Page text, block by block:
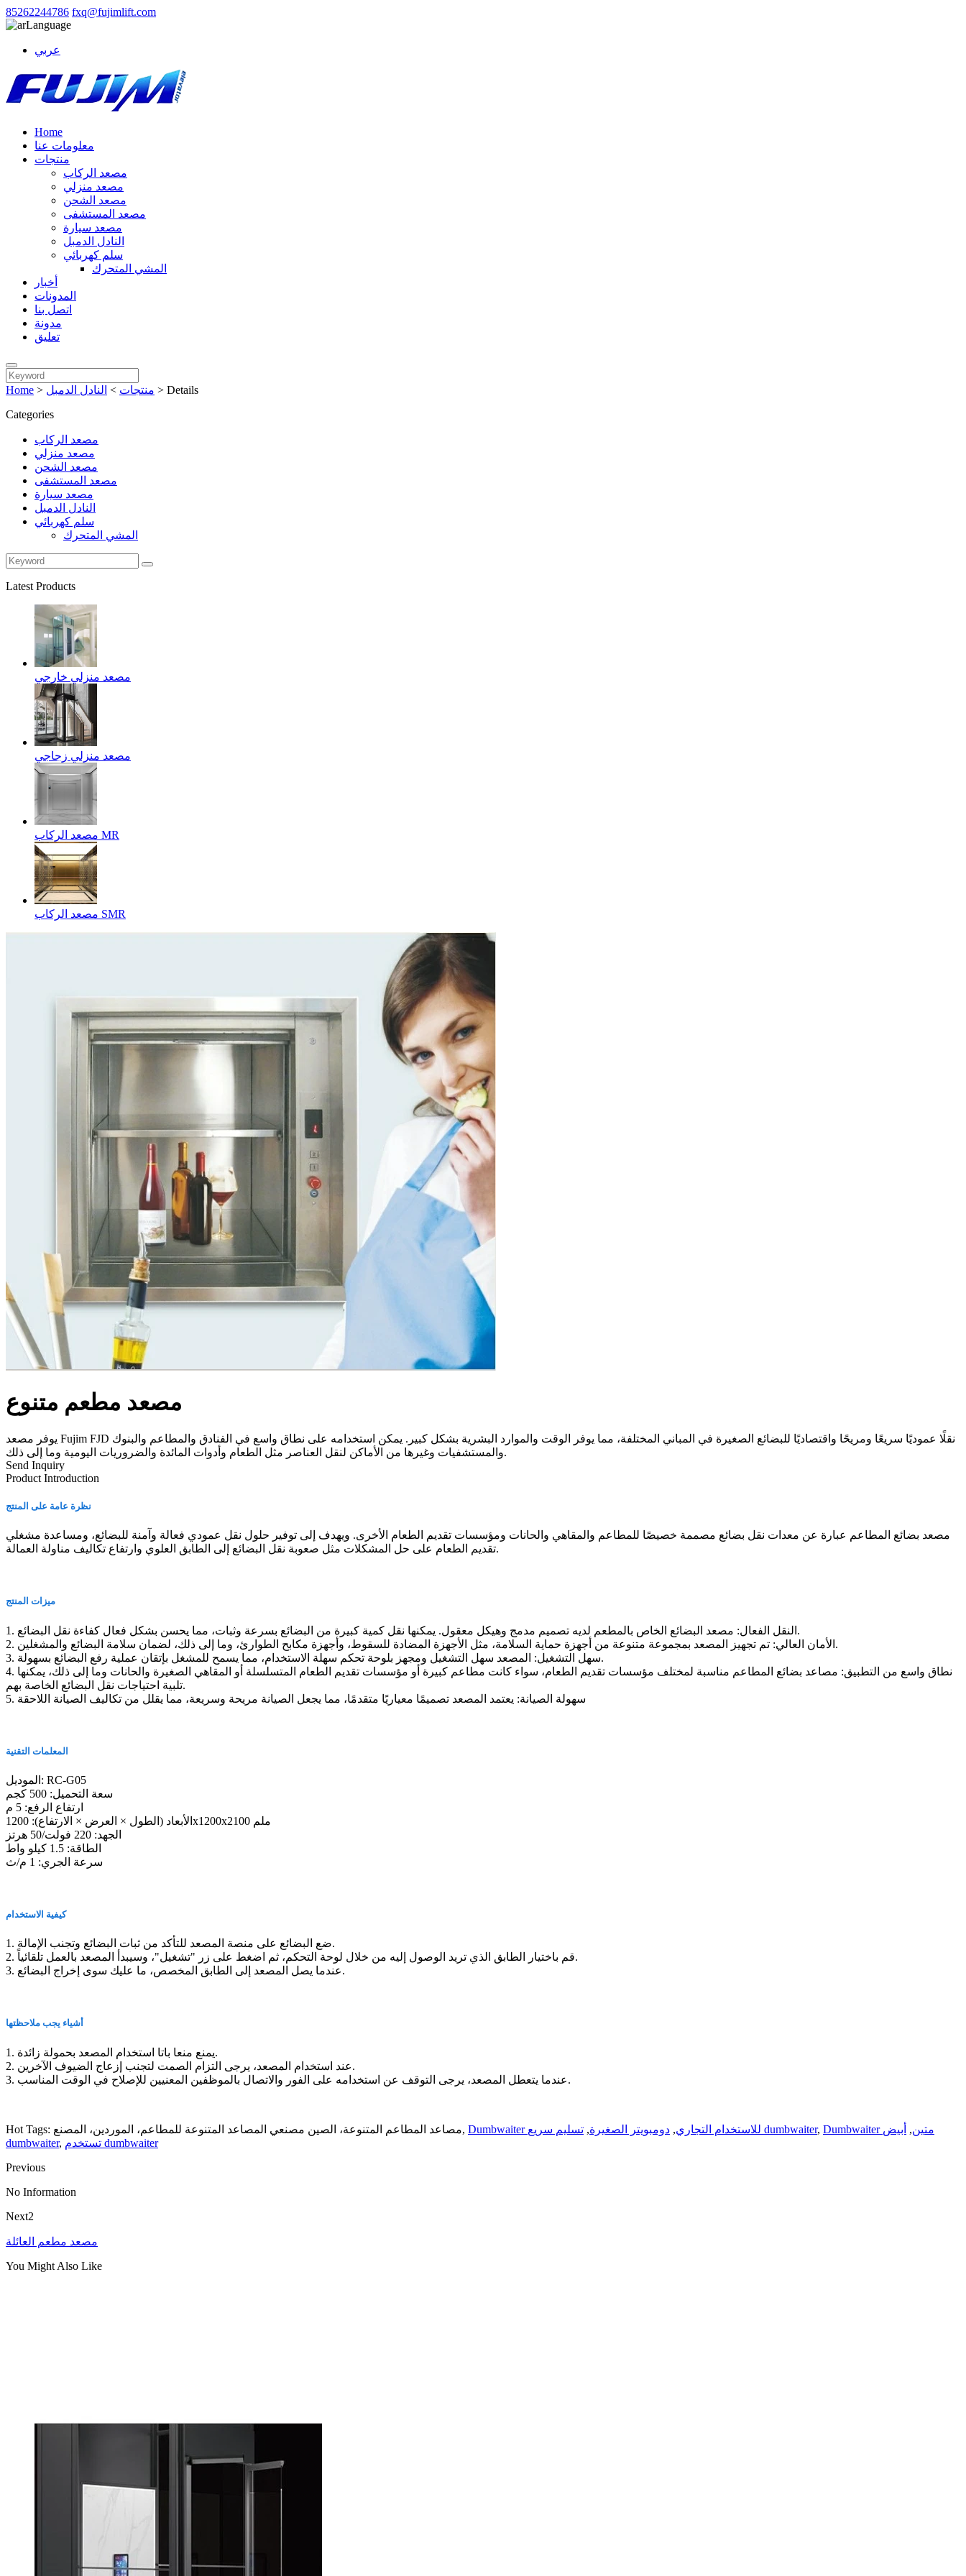
85262244786 fxq@fujimlift.com
Language
عربي
Home
معلومات عنا
منتجات
مصعد الركاب
مصعد منزلي
مصعد الشحن
مصعد المستشفى
مصعد سيارة
النادل الدمبل
سلم كهربائي
المشي المتحرك
أخبار
المدونات
اتصل بنا
مدونة
تعليق
Home > منتجات > النادل الدمبل > Details
Categories
مصعد الركاب
مصعد منزلي
مصعد الشحن
مصعد المستشفى
مصعد سيارة
النادل الدمبل
سلم كهربائي
المشي المتحرك
Latest Products
مصعد منزلي خارجي
مصعد منزلي زجاجي
مصعد الركاب MR
مصعد الركاب SMR
مصعد مطعم متنوع
يوفر مصعد Fujim FJD نقلًا عموديًا سريعًا ومريحًا واقتصاديًا للبضائع الصغيرة في المباني المختلفة، مما يوفر الوقت والموارد البشرية بشكل كبير. يمكن استخدامه على نطاق واسع في الفنادق والمطاعم والبنوك
والمستشفيات وغيرها من الأماكن لنقل العناصر مثل الطعام وأدوات المائدة والضروريات اليومية وما إلى ذلك.
Send Inquiry
Product Introduction
نظرة عامة على المنتج
مصعد بضائع المطاعم عبارة عن معدات نقل بضائع مصممة خصيصًا للمطاعم والمقاهي والحانات ومؤسسات تقديم الطعام الأخرى. ويهدف إلى توفير حلول نقل عمودي فعالة وآمنة للبضائع، ومساعدة مشغلي
تقديم الطعام على حل المشكلات مثل صعوبة نقل البضائع إلى الطابق العلوي وارتفاع تكاليف مناولة العمالة.
ميزات المنتج
1. النقل الفعال: مصعد البضائع الخاص بالمطعم لديه تصميم مدمج وهيكل معقول. يمكنها نقل كمية كبيرة من البضائع بسرعة وثبات، مما يحسن بشكل فعال كفاءة نقل البضائع.
2. الأمان العالي: تم تجهيز المصعد بمجموعة متنوعة من أجهزة حماية السلامة، مثل الأجهزة المضادة للسقوط، وأجهزة مكابح الطوارئ، وما إلى ذلك، لضمان سلامة البضائع والمشغلين.
3. سهل التشغيل: المصعد سهل التشغيل ومجهز بلوحة تحكم سهلة الاستخدام، مما يسمح للمشغل بإتقان عملية رفع البضائع بسهولة.
4. نطاق واسع من التطبيق: مصاعد بضائع المطاعم مناسبة لمختلف مؤسسات تقديم الطعام، سواء كانت مطاعم كبيرة أو مؤسسات تقديم الطعام المتسلسلة أو المقاهي الصغيرة والحانات وما إلى ذلك، يمكنها
تلبية احتياجات نقل البضائع الخاصة بهم.
5. سهولة الصيانة: يعتمد المصعد تصميمًا معياريًا متقدمًا، مما يجعل الصيانة مريحة وسريعة، مما يقلل من تكاليف الصيانة اللاحقة
المعلمات التقنية
الموديل: RC-G05
سعة التحميل: 500 كجم
ارتفاع الرفع: 5 م
الأبعاد (الطول × العرض × الارتفاع): 1200x1200x2100 ملم
الجهد: 220 فولت/50 هرتز
الطاقة: 1.5 كيلو واط
سرعة الجري: 1 م/ث
كيفية الاستخدام
1. ضع البضائع على منصة المصعد للتأكد من ثبات البضائع وتجنب الإمالة.
2. قم باختيار الطابق الذي تريد الوصول إليه من خلال لوحة التحكم، ثم اضغط على زر "تشغيل"، وسيبدأ المصعد بالعمل تلقائياً.
3. عندما يصل المصعد إلى الطابق المخصص، ما عليك سوى إخراج البضائع.
أشياء يجب ملاحظتها
1. يمنع منعا باتا استخدام المصعد بحمولة زائدة.
2. عند استخدام المصعد، يرجى التزام الصمت لتجنب إزعاج الضيوف الآخرين.
3. عندما يتعطل المصعد، يرجى التوقف عن استخدامه على الفور والاتصال بالموظفين المعنيين للإصلاح في الوقت المناسب.
Hot Tags: مصاعد المطاعم المتنوعة، الصين مصنعي المصاعد المتنوعة للمطاعم، الموردين، المصنع, Dumbwaiter للاستخدام التجاري, دومبويتر الصغيرة, تسليم سريع dumbwaiter, Dumbwaiter متين, أبيض
dumbwaiter,
تستخدم dumbwaiter
Previous
No Information
Next2
مصعد مطعم العائلة
You Might Also Like